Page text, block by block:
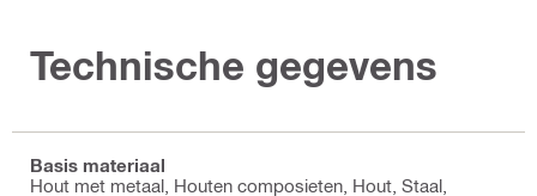
Technische gegevens
Basis materiaal
Hout met metaal, Houten composieten, Hout, Staal,